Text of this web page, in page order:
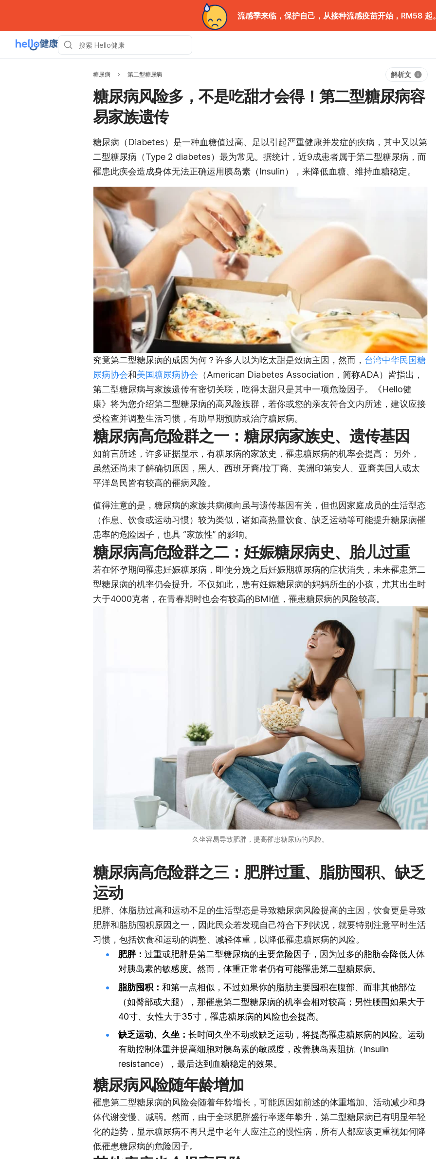
流感季来临，保护自己，从接种流感疫苗开始，RM58 起
糖尿病 第二型糖尿病 解析文
糖尿病风险多，不是吃甜才会得！第二型糖尿病容
易家族遗传
糖尿病（Diabetes）是一种血糖值过高、足以引起严重健康并发症的疾病，其中又以第
二型糖尿病（Type 2 diabetes）最为常见。据统计，近9成患者属于第二型糖尿病，而
罹患此疾会造成身体无法正确运用胰岛素（Insulin），来降低血糖、维持血糖稳定。
究竟第二型糖尿病的成因为何？许多人以为吃太甜是致病主因，然而， 台湾中华民国糖
尿病协会和美国糖尿病协会 （American Diabetes Association，简称ADA）皆指出，
第二型糖尿病与家族遗传有密切关联，吃得太甜只是其中一项危险因子。《Hello健
康》将为您介绍第二型糖尿病的高风险族群，若你或您的亲友符合文内所述，建议应接
受检查并调整生活习惯，有助早期预防或治疗糖尿病。
糖尿病高危险群之一：糖尿病家族史、 遗传基因
如前言所述，许多证据显示，有糖尿病的家族史，罹患糖尿病的机率会提高； 另外，
虽然还尚未了解确切原因，黑人、西班牙裔/拉丁裔、美洲印第安人、亚裔美国人或太
平洋岛民皆有较高的罹病风险。
值得注意的是，糖尿病的家族共病倾向虽与遗传基因有关，但也因家庭成员的生活型态
（作息、饮食或运动习惯）较为类似，诸如高热量饮食、缺乏运动等可能提升糖尿病罹
患率的危险因子，也具 “家族性” 的影响。
糖尿病高危险群之二： 妊娠糖尿病史、胎儿过重
若在怀孕期间罹患妊娠糖尿病，即使分娩之后妊娠期糖尿病的症状消失，未来罹患第二
型糖尿病的机率仍会提升。不仅如此，患有妊娠糖尿病的妈妈所生的小孩，尤其出生时
大于4000克者，在青春期时也会有较高的BMI值，罹患糖尿病的风险较高。
久坐容易导致肥胖，提高罹患糖尿病的风险。
糖尿病高危险群之三： 肥胖过重、脂肪囤积、缺乏
运动
肥胖、体脂肪过高和运动不足的生活型态是导致糖尿病风险提高的主因，饮食更是导致
肥胖和脂肪囤积原因之一，因此民众若发现自己符合下列状况，就要特别注意平时生活
习惯，包括饮食和运动的调整、减轻体重，以降低罹患糖尿病的风险。
肥胖： 过重或肥胖是第二型糖尿病的主要危险因子，因为过多的脂肪会降低人体
对胰岛素的敏感度。然而，体重正常者仍有可能罹患第二型糖尿病。
脂肪囤积： 和第一点相似，不过如果你的脂肪主要囤积在腹部、而非其他部位
（如臀部或大腿），那罹患第二型糖尿病的机率会相对较高；男性腰围如果大于
40寸、女性大于35寸，罹患糖尿病的风险也会提高。
缺乏运动、久坐： 长时间久坐不动或缺乏运动，将提高罹患糖尿病的风险。运动
有助控制体重并提高细胞对胰岛素的敏感度，改善胰岛素阻抗（Insulin
resistance），最后达到血糖稳定的效果。
糖尿病风险随年龄增加
罹患第二型糖尿病的风险会随着年龄增长，可能原因如前述的体重增加、活动减少和身
体代谢变慢、减弱。然而，由于全球肥胖盛行率逐年攀升，第二型糖尿病已有明显年轻
化的趋势，显示糖尿病不再只是中老年人应注意的慢性病，所有人都应该更重视如何降
低罹患糖尿病的危险因子。